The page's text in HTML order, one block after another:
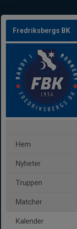
Fredriksbergs BK
Hem
Nyheter
Truppen
Matcher
Kalender